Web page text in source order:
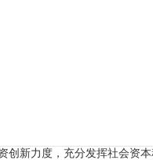
新力度，充分发挥社会